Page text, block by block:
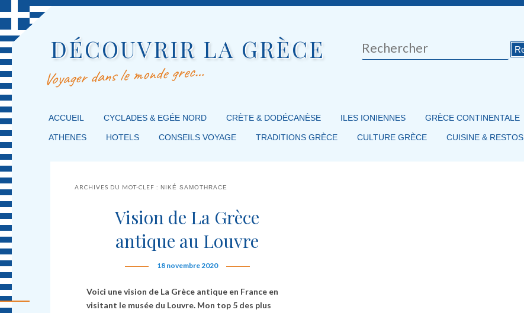
DÉCOUVRIR LA GRÈCE
Voyager dans le monde grec…
Rechercher
MENU PRINCIPAL
MASQUER LA NAVIGATION PRINCIPALE
MASQUER LA NAVIGATION SECONDAIRE
ACCUEIL CYCLADES & EGÉE NORD CRÈTE & DODÉCANÈSE ILES IONIENNES GRÈCE CONTINENTALE
ATHENES HOTELS CONSEILS VOYAGE TRADITIONS GRÈCE CULTURE GRÈCE CUISINE & RESTOS
ARCHIVES DU MOT-CLEF :NIKÉ SAMOTHRACE
Vision de La Grèce
antique au Louvre
18 novembre 2020
Voici une vision de La Grèce antique en France en
visitant le musée du Louvre. Mon top 5 des plus